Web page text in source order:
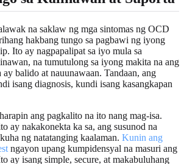
na saklaw ng mga sintomas ng OCD
hakbang tungo sa pagbawi ng iyong
Ito ay nagpapalipat sa iyo mula sa
na tumutulong sa iyong makita na ang
balido at nauunawaan. Tandaan, ang
isang diagnosis, kundi isang kasangkapan
ang pagkalito na ito nang mag-isa.
ay nakakonekta ka sa, ang susunod na
ng natatanging kaalaman. Kunin ang
ngayon upang kumpidensyal na masuri ang
ay isang simple, secure, at makabuluhang